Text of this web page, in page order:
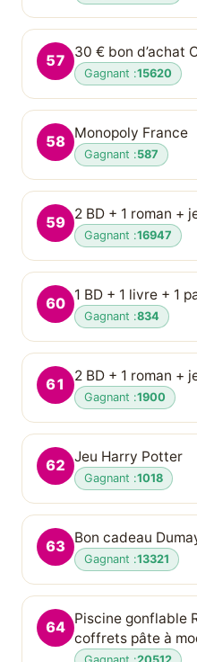
57 30 € bon d’achat
Gagnant :15620
58 Monopoly France
Gagnant :587
59 2 BD + 1 roman +
Gagnant :16947
60 1 BD + 1 livre + 1
Gagnant :834
61 2 BD + 1 roman +
Gagnant :1900
62 Jeu Harry Potter
Gagnant :1018
63 Bon cadeau
Gagnant :13321
64 Piscine gonflable
coffrets pâte à